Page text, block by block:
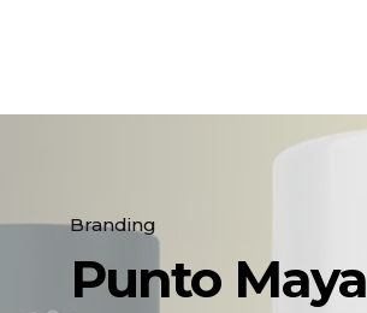
Branding
Punto Maya